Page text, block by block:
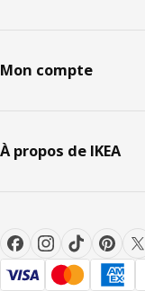
Mon compte
À propos de IKEA